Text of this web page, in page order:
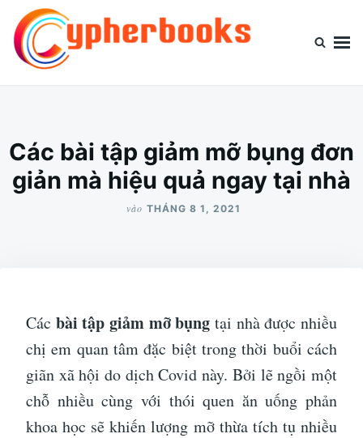
Nhảy
đến
nội
Tìm
kiếm
cho:
Các bài tập giảm mỡ bụng đơn
giản mà hiệu quả ngay tại nhà
vào THÁNG 8 1, 2021
Các bài tập giảm mỡ bụng tại nhà được nhiều
chị em quan tâm đặc biệt trong thời buổi cách
giãn xã hội do dịch Covid này. Bởi lẽ ngồi một
chỗ nhiều cùng với thói quen ăn uống phản
khoa học sẽ khiến lượng mỡ thừa tích tụ nhiều